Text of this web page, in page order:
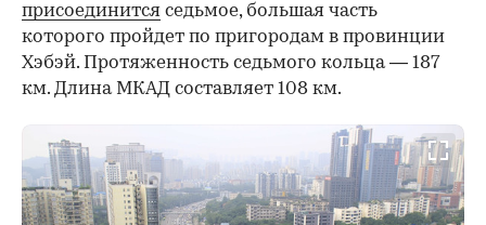
присоединится седьмое, большая часть
которого пройдет по пригородам в провинции
Хэбэй. Протяженность седьмого кольца — 187
км. Длина МКАД составляет 108 км.